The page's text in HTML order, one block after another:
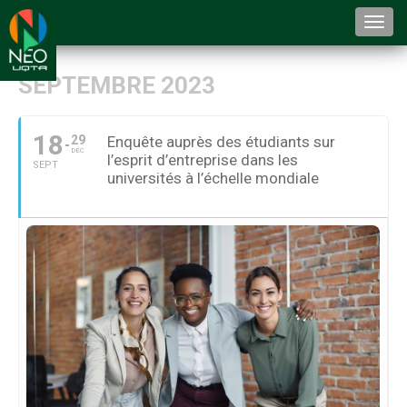
SEPTEMBRE 2023
18
SEPT
29
DÉC
Enquête auprès des étudiants sur
l’esprit d’entreprise dans les
universités à l’échelle mondiale